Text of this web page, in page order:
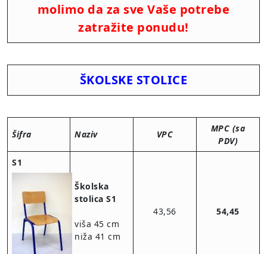
molimo da za sve Vaše potrebe
zatražite ponudu!
ŠKOLSKE STOLICE
Šifra Naziv VPC
MPC (sa
PDV)
S1
Školska
stolica S1
viša 45 cm
niža 41 cm
43,56 54,45